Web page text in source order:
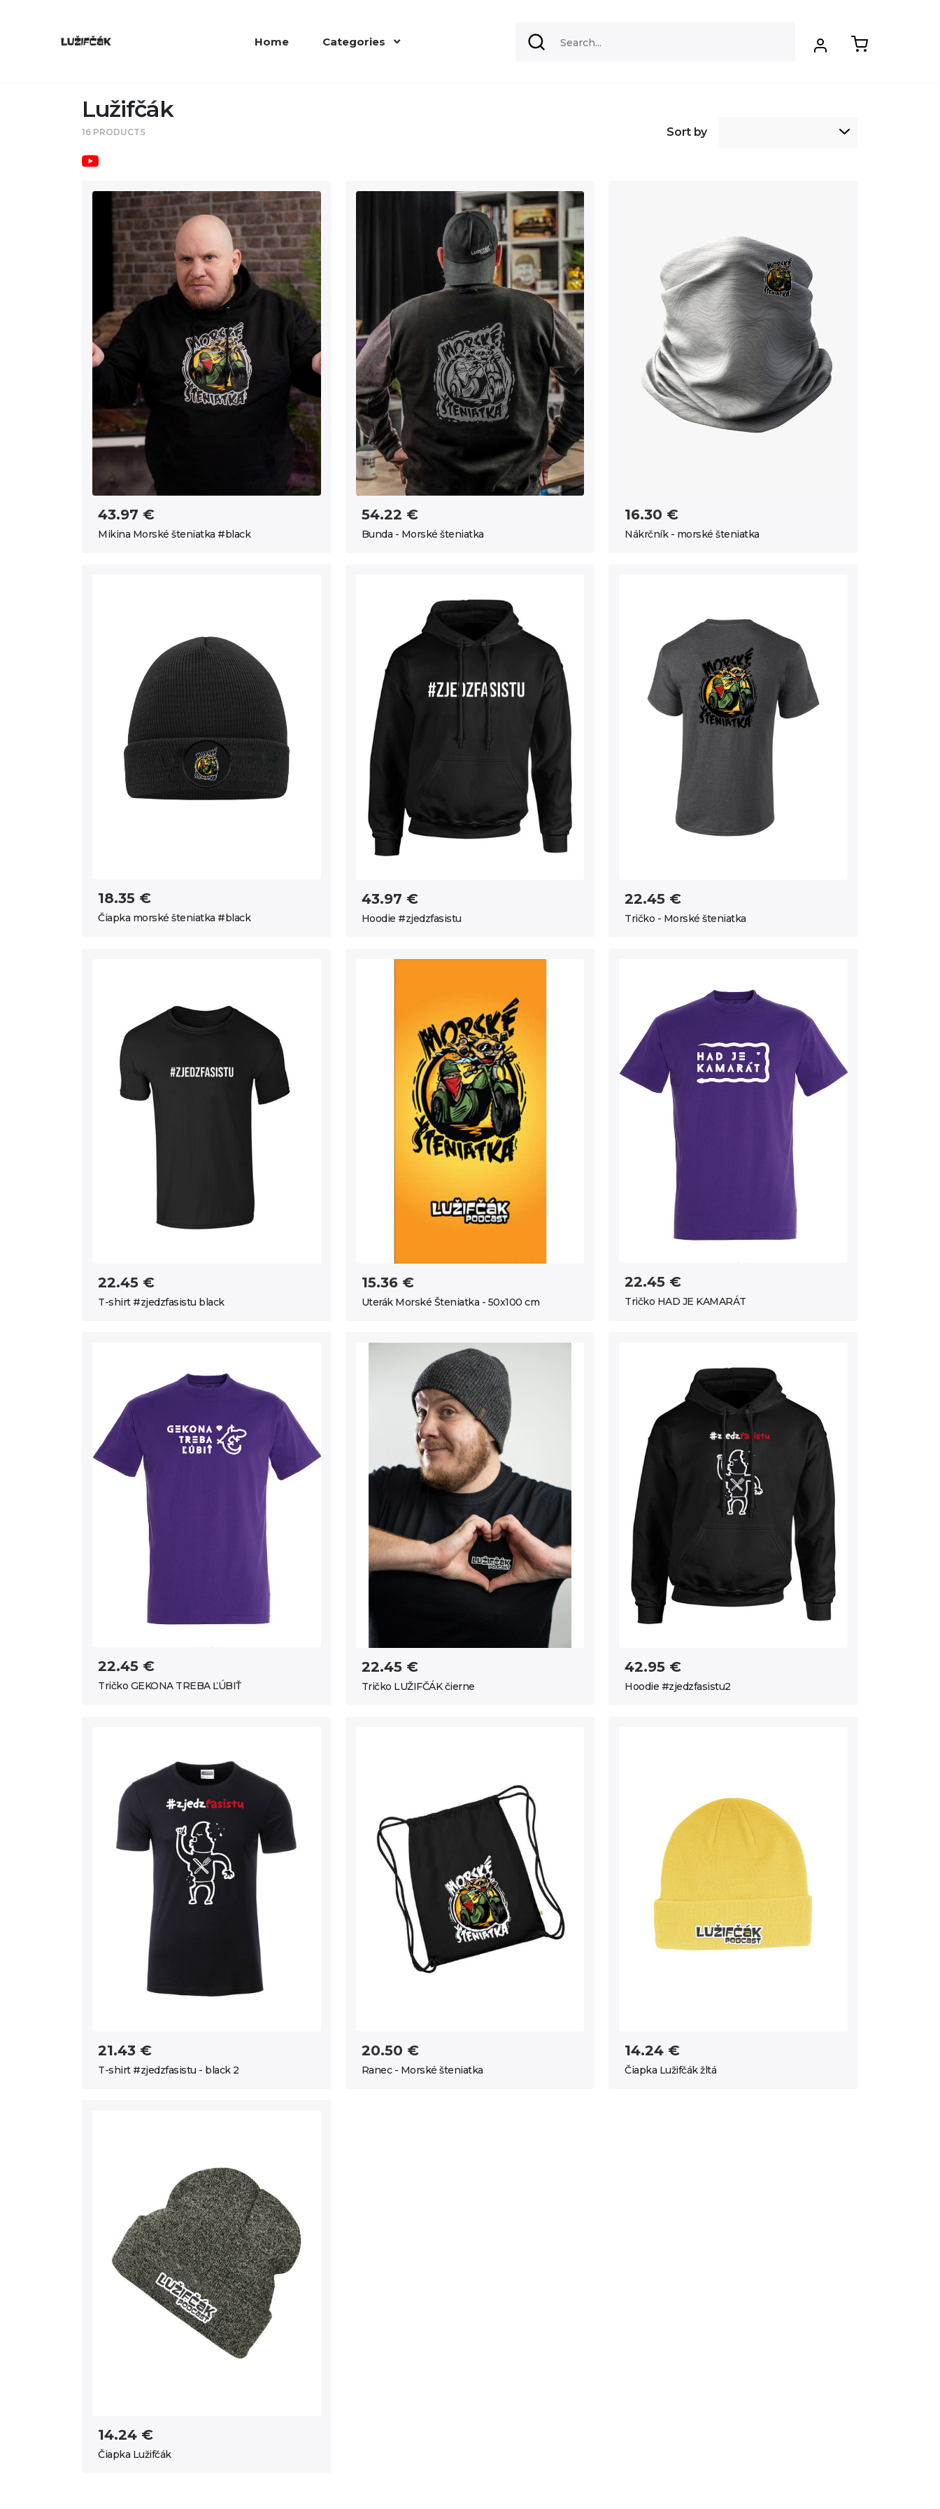
Home Categories
Lužifčák
16 PRODUCTS Sort by
43.97 €
Mikina Morské šteniatka #black
54.22 €
Bunda - Morské šteniatka
16.30 €
Nákrčník - morské šteniatka
18.35 €
Čiapka morské šteniatka #black
43.97 €
Hoodie #zjedzfasistu
22.45 €
Tričko - Morské šteniatka
22.45 €
T-shirt #zjedzfasistu black
15.36 €
Uterák Morské Šteniatka - 50x100 cm
22.45 €
Tričko HAD JE KAMARÁT
22.45 €
Tričko GEKONA TREBA ĽÚBIŤ
22.45 €
Tričko LUŽIFČÁK čierne
42.95 €
Hoodie #zjedzfasistu2
21.43 €
T-shirt #zjedzfasistu - black 2
20.50 €
Ranec - Morské šteniatka
14.24 €
Čiapka Lužifčák žltá
14.24 €
Čiapka Lužifčák